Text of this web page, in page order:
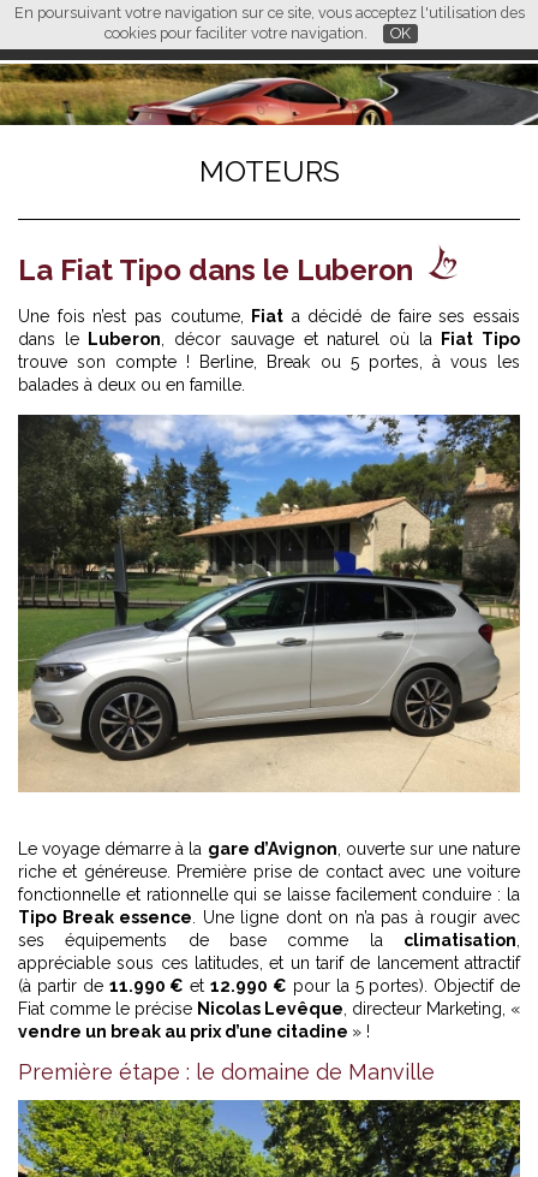
En poursuivant votre navigation sur ce site, vous acceptez l'utilisation des
cookies pour faciliter votre navigation.
OK
FR EN CN
L M
MOTEURS
La Fiat Tipo dans le Luberon
Une fois n’est pas coutume, Fiat a décidé de faire ses essais
dans le
Luberon , décor sauvage et naturel où la
Fiat Tipo
trouve son compte ! Berline, Break ou 5 portes, à vous les
balades à deux ou en famille.
Le voyage démarre à la gare d’Avignon , ouverte sur une nature
riche et généreuse. Première prise de contact avec une voiture
fonctionnelle et rationnelle qui se laisse facilement conduire : la
Tipo Break essence . Une ligne dont on n’a pas à rougir avec
ses équipements de base comme la climatisation
appréciable sous ces latitudes, et un tarif de lancement attractif
(à partir de 11.990 € et12.990 € pour la 5 portes). Objectif de
Fiat comme le précise Nicolas Levêque , directeur Marketing, «
vendre un break au prix d’une citadine » !
Première étape : le domaine de Manville